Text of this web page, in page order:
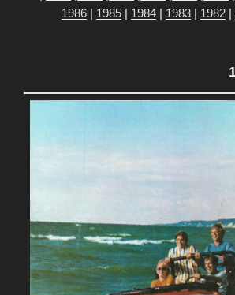
1982
1983
1984
1985
1986